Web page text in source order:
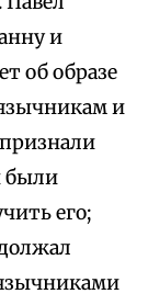
и
об образе
и
были
его;